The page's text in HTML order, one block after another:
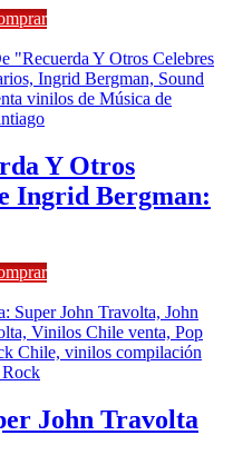
Y Otros
Ingrid Bergman:
John Travolta